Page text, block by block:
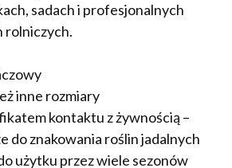
sadach i profesjonalnych
rolniczych.
inne rozmiary
kontaktu z żywnością –
do znakowania roślin jadalnych
użytku przez wiele sezonów